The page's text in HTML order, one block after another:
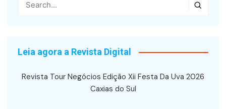
Leia agora a Revista Digital
Revista Tour Negócios Edição Xii Festa Da Uva 2026
Caxias do Sul